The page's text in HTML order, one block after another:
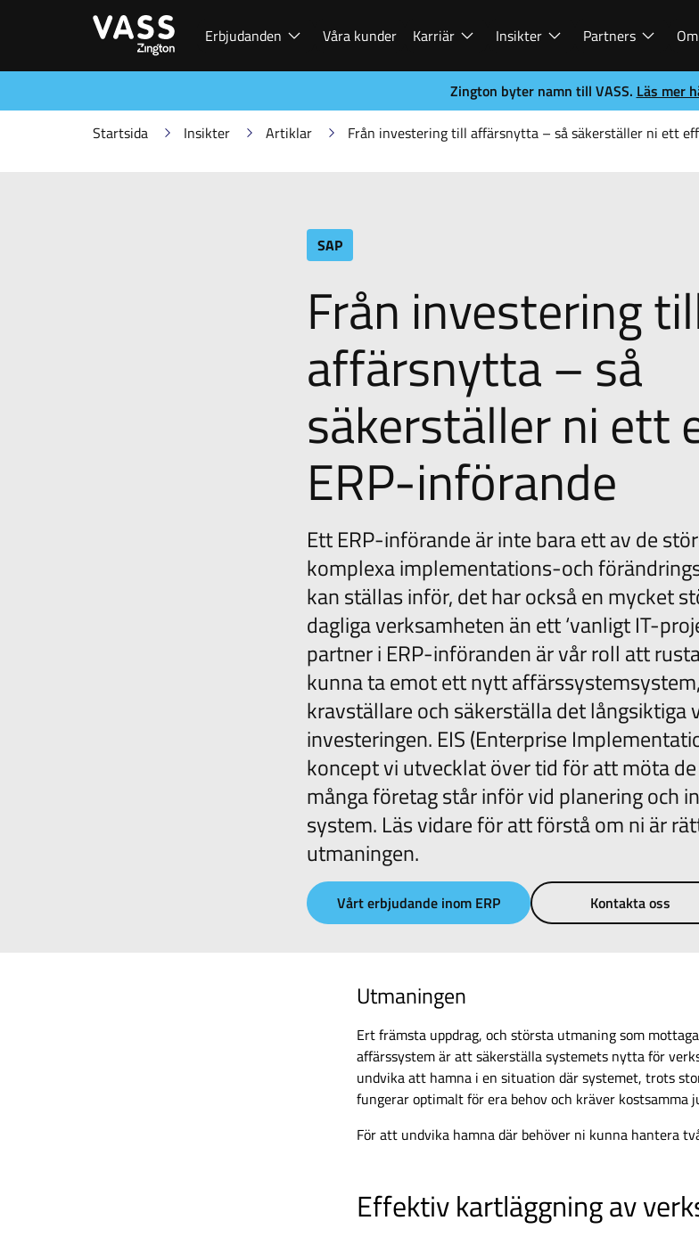
Erbjudanden Våra kunder Karriär Insikter Partners
Zington byter namn till VASS. Läs mer
Startsida
Insikter Artiklar Från investering till affärsnytta – så säkerställer ni ett
SAP
Från investering
affärsnytta – så
säkerställer ni ett
ERP-införande
Ett ERP-införande är inte bara ett av de
komplexa implementations-och
kan ställas inför, det har också en mycket
dagliga verksamheten än ett ‘vanligt IT-
partner i ERP-införanden är vår roll att
kunna ta emot ett nytt
kravställare och säkerställa det långsiktiga
investeringen. EIS (Enterprise
koncept vi utvecklat över tid för att möta
många företag står inför vid planering och
system. Läs vidare för att förstå om ni är
utmaningen.
Vårt erbjudande inom ERP Kontakta oss
Utmaningen
Ert främsta uppdrag, och största utmaning som
affärssystem är att säkerställa systemets nytta för
undvika att hamna i en situation där systemet, trots
fungerar optimalt för era behov och kräver kostsamma
För att undvika hamna där behöver ni kunna hantera
Effektiv kartläggning av